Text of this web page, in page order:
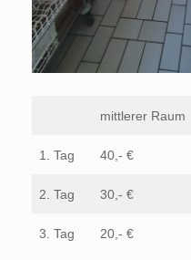
mittlerer Raum
1. Tag 40,- €
2. Tag 30,- €
3. Tag 20,- €